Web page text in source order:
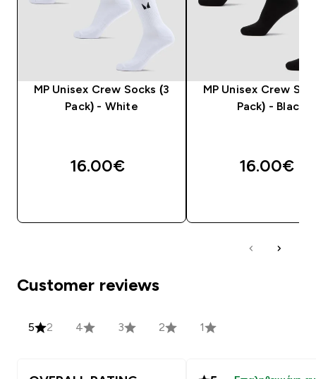
MP Unisex Crew Socks (3
Pack) - White
16.00€‎
MP Unisex Crew
Pack) - Black
16.00€‎
Customer reviews
5 2 4 3 2 1